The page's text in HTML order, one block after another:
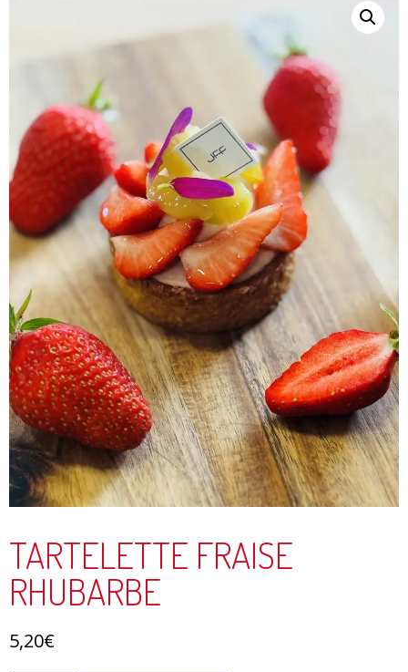
TARTELETTE FRAISE
RHUBARBE
5,20€